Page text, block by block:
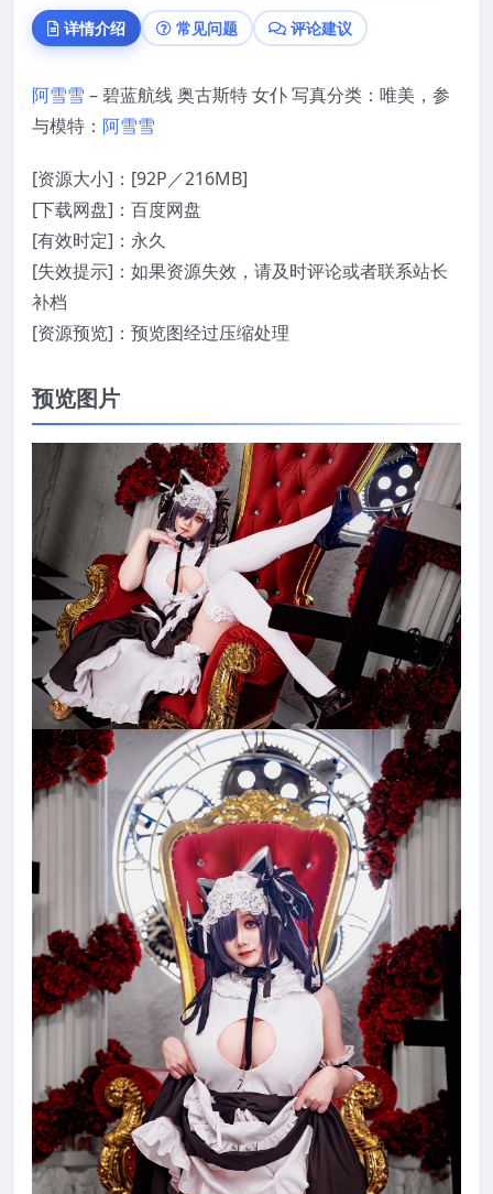
详情介绍 常见问题 评论建议
阿雪雪 – 碧蓝航线 奥古斯特 女仆 写真分类：唯美，参
与模特： 阿雪雪
[资源大小]：[92P／216MB]
[下载网盘]：百度网盘
[有效时定]：永久
[失效提示]：如果资源失效，请及时评论或者联系站长
补档
[资源预览]：预览图经过压缩处理
预览图片